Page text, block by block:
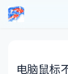
电脑鼠标